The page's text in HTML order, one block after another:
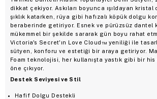
dikkat çekiyor. Askıları boyunca ışıldayan
şıklık katarken, rüya gibi hafızalı köpük dolgu
beraberinde getiriyor. Esnek ve pürüzsüz dantel
mükemmel bir şekilde sararak gün boyu rahat
Victoria's Secret'ın Love Cloud™ yeniliği ile
sütyen, konforu ve estetiği bir araya getiriyor.
Foam teknolojisi, her kullanışta yastık gibi bir his
öne çıkıyor.
Destek Seviyesi ve Stil
Hafif Dolgu Destekli